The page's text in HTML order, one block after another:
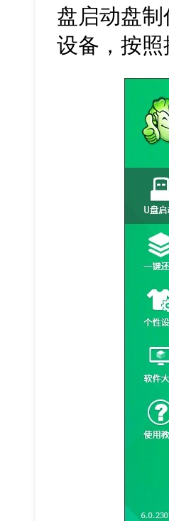
盘启动盘
设备，按